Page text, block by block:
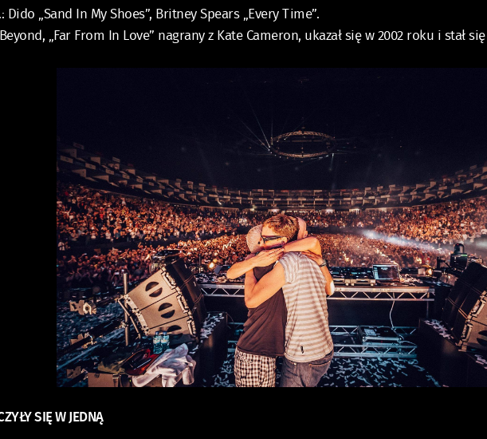
„Sand In My Shoes”, Britney Spears „Every Time”.
„Far From In Love” nagrany z Kate Cameron, ukazał się w 2002 roku i stał
SIĘ W JEDNĄ